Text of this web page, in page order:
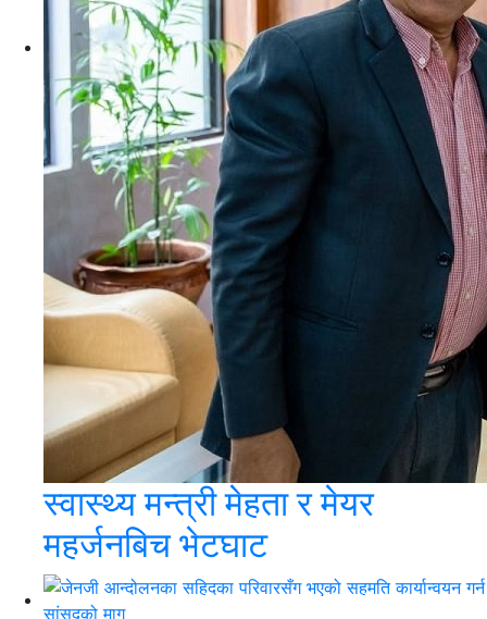
स्वास्थ्य मन्त्री मेहता र मेयर
महर्जनबिच भेटघाट